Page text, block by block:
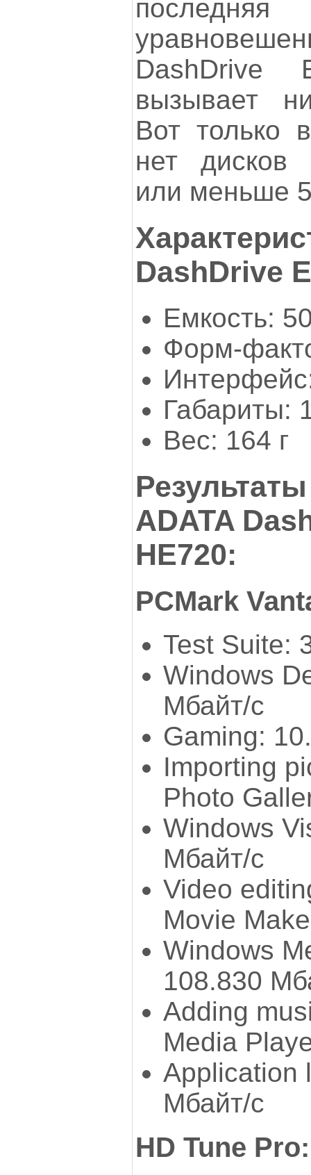
вызывает
Вот только
нет
или меньше
DashDrive
Емкость:
Форм-
Габариты:
Вес: 164 г
ADATA
НЕ720:
PCMark
Test Suite:
Windows
Мбайт/с
Gaming:
Importing
Photo
Windows
Мбайт/с
Video
Movie
Windows
108.830
Adding
Media
Application
Мбайт/с
HD Tune Pro: